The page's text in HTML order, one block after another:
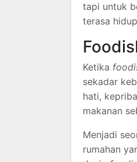
tapi untuk
terasa
Ketika
sekadar
hati,
makanan
Menjadi
rumahan